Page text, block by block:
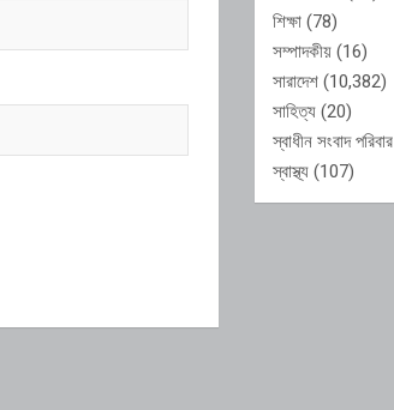
শিক্ষা (78)
সম্পাদকীয় (16)
সারাদেশ (10,382)
সাহিত্য (20)
স্বাধীন সংবাদ পরিবার
স্বাস্থ্য (107)